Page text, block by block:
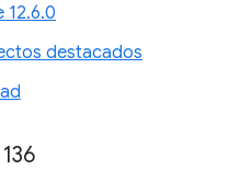
12.6.0
destacados